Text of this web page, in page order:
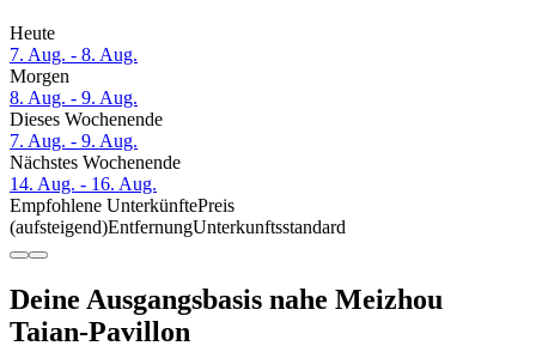
Heute
7. Aug. - 8. Aug.
Morgen
8. Aug. - 9. Aug.
Dieses Wochenende
7. Aug. - 9. Aug.
Nächstes Wochenende
14. Aug. - 16. Aug.
Empfohlene UnterkünftePreis
(aufsteigend)EntfernungUnterkunftsstandard
Deine Ausgangsbasis nahe Meizhou
Taian-Pavillon